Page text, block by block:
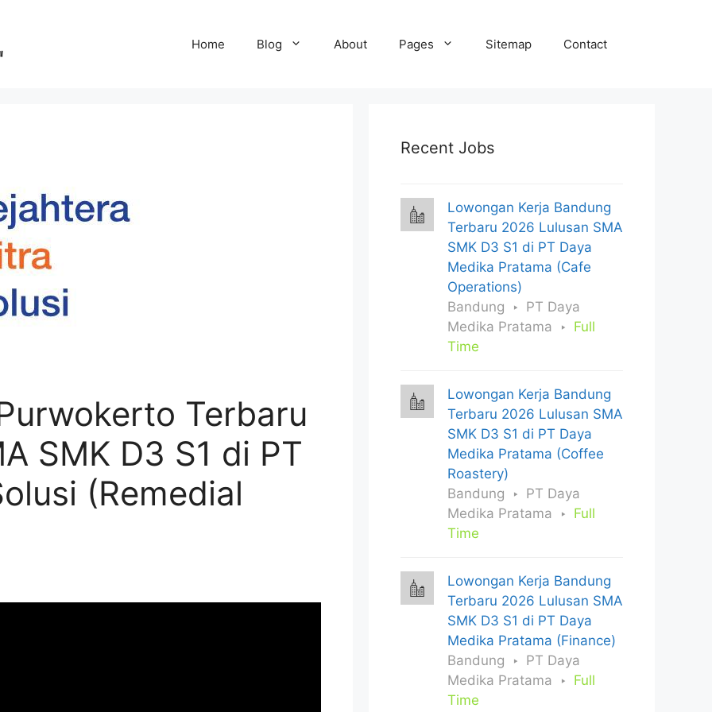
Home Blog About Pages Sitemap Contact
Terbaru
SMK D3 S1 di PT
(Remedial
Recent Jobs
Lowongan Kerja Bandung
Terbaru 2026 Lulusan SMA
SMK D3 S1 di PT Daya
Medika Pratama (Cafe
Operations)
Bandung
PT Daya
Medika Pratama
Full
Time
Lowongan Kerja Bandung
Terbaru 2026 Lulusan SMA
SMK D3 S1 di PT Daya
Medika Pratama (Coffee
Roastery)
Bandung
PT Daya
Medika Pratama
Full
Time
Lowongan Kerja Bandung
Terbaru 2026 Lulusan SMA
SMK D3 S1 di PT Daya
Medika Pratama (Finance)
Bandung
PT Daya
Medika Pratama
Full
Time